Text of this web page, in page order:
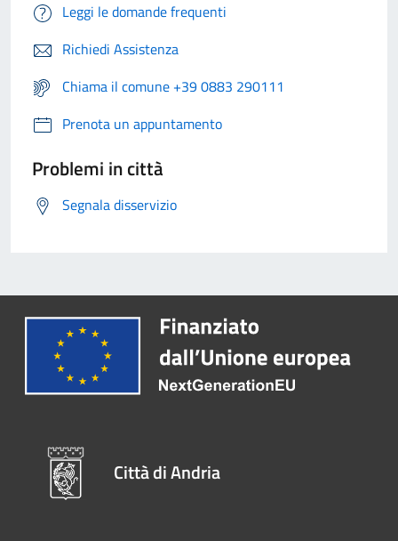
Leggi le domande frequenti
Richiedi Assistenza
Chiama il comune +39 0883 290111
Prenota un appuntamento
Problemi in città
Segnala disservizio
Città di Andria